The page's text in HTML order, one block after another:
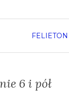
FELIETON
6 i pół